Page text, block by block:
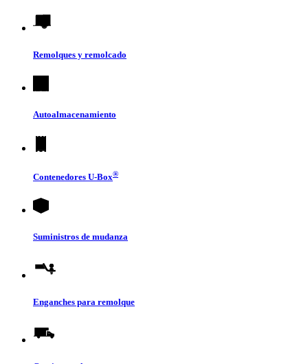
Remolques y remolcado
Autoalmacenamiento
Contenedores U-Box®
Suministros de mudanza
Enganches para remolque